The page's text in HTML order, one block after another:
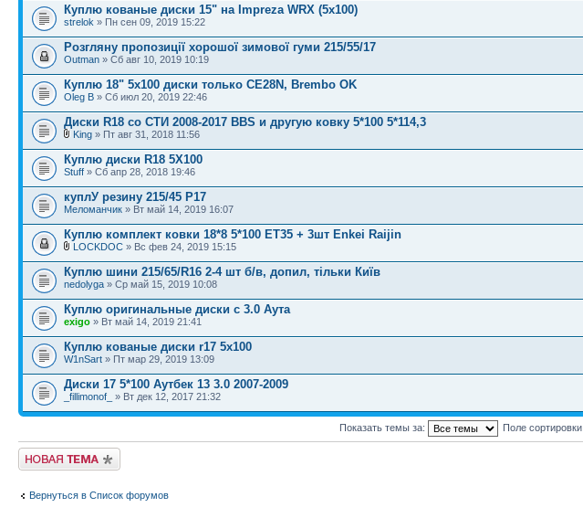
Куплю кованые диски 15" на Impreza WRX (5x100)
strelok » Пн сен 09, 2019 15:22
Розгляну пропозиції хорошої зимової гуми 215/55/17
Outman » Сб авг 10, 2019 10:19
Куплю 18" 5х100 диски только CE28N, Brembo OK
Oleg B » Сб июл 20, 2019 22:46
Диски R18 со СТИ 2008-2017 BBS и другую ковку 5*100 5*114,3
King » Пт авг 31, 2018 11:56
Куплю диски R18 5X100
Stuff » Сб апр 28, 2018 19:46
куплУ резину 215/45 Р17
Меломанчик » Вт май 14, 2019 16:07
Куплю комплект ковки 18*8 5*100 ЕТ35 + 3шт Enkei Raijin
LOCKDOC » Вс фев 24, 2019 15:15
Куплю шини 215/65/R16 2-4 шт б/в, допил, тільки Київ
nedolyga » Ср май 15, 2019 10:08
Куплю оригинальные диски с 3.0 Аута
exigo » Вт май 14, 2019 21:41
Куплю кованые диски r17 5x100
W1nSart » Пт мар 29, 2019 13:09
Диски 17 5*100 Аутбек 13 3.0 2007-2009
_fillimonof_ » Вт дек 12, 2017 21:32
Показать темы за: Поле сортировки
Новая тема
Вернуться в Список форумов